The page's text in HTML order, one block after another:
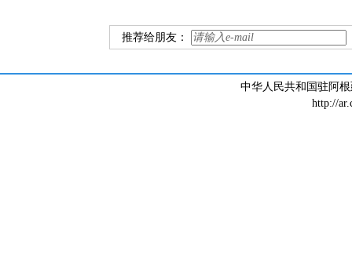
推荐给朋友：
中华人民共和国驻阿
http://